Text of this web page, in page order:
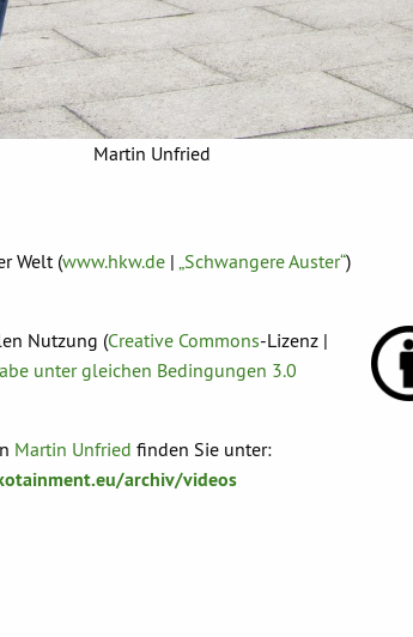
Martin Unfried
Welt (www.hkw.de | „Schwangere Auster“)
Nutzung (Creative Commons-Lizenz |
unter gleichen Bedingungen 3.0
Martin Unfried finden Sie unter:
archiv/videos